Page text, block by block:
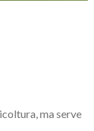
ma serve